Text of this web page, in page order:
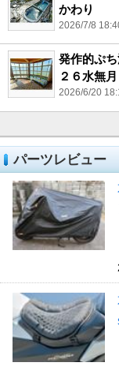
かわり
2026/7/8
発作的ぷ
２６水無月
2026/6/20
パーツレビュー